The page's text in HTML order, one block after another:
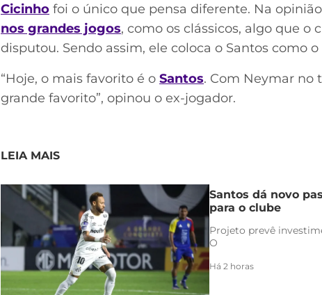
Cicinho foi o único que pensa diferente. Na
nos grandes jogos, como os clássicos, algo que
disputou. Sendo assim, ele coloca o Santos como
“Hoje, o mais favorito é o Santos. Com Neymar no
grande favorito”, opinou o ex-jogador.
LEIA MAIS
Santos dá novo
para o clube
Projeto prevê
O
Há 2 horas